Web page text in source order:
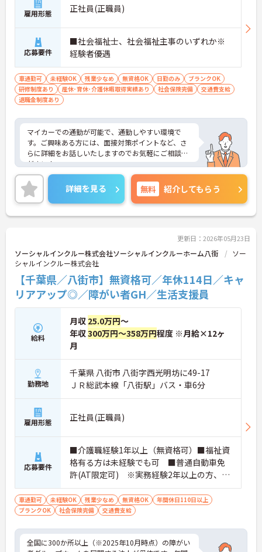
雇用形態 正社員(正職員)
応募要件
■社会福祉士、社会福祉主事のいずれか※
経験者優遇
車通勤可 未経験OK 残業少なめ 無資格OK 日勤のみ
ブランクOK
研修制度あり
産休･育休･介護休暇取得実績あり 社会保険完備
交通費支給
退職金制度あり
マイカーでの通勤が可能で、通勤しやすい環境で
す。ご興味ある方には、面接対策ポイントなど、さ
らに詳細をお話しいたしますのでお気軽にご相談く
ださい！
詳細を見る 無料 紹介してもらう
更新日：2026年05月23日
ソーシャルインクルー株式会社ソーシャルインクルーホーム八街
ソー
シャルインクルー株式会社
【千葉県／八街市】無資格可／年休114日／キャ
リアアップ◎／障がい者GH／生活支援員
給料
月収 25.0万円～
年収300万円～358万円程度 ※月給×12ヶ
月
勤務地
千葉県 八街市 八街字西光明坊に49-17
ＪＲ総武本線「八街駅」バス・車6分
雇用形態 正社員(正職員)
応募要件
■介護職経験1年以上（無資格可）■福祉資
格有る方は未経験でも可 ■普通自動車免
許(AT限定可) ※実務経験2年以上の方、障
がい者福祉に関する経験をお持ちの方大歓
迎
車通勤可 未経験OK 残業少なめ 無資格OK
年間休日110日以上
ブランクOK
社会保険完備 交通費支給
全国に300か所以上（※2025年10月時点）の障がい